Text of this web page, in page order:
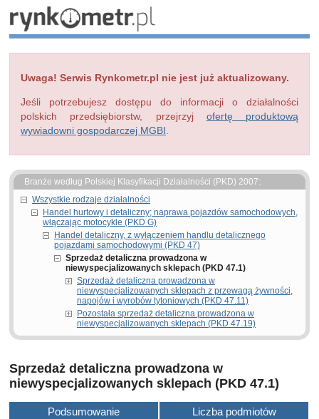
Uwaga! Serwis Rynkometr.pl nie jest już aktualizowany.
Jeśli potrzebujesz dostępu do informacji o działalności
polskich przedsiębiorstw, przejrzyj ofertę produktową
wywiadowni gospodarczej MGBI
Branże według Polskiej Klasyfikacji Działalności (PKD) 2007:
Wszystkie rodzaje działalności
Handel hurtowy i detaliczny; naprawa pojazdów samochodowych,
włączając motocykle (PKD G)
Handel detaliczny, z wyłączeniem handlu detalicznego
pojazdami samochodowymi (PKD 47)
Sprzedaż detaliczna prowadzona w
niewyspecjalizowanych sklepach (PKD 47.1)
Sprzedaż detaliczna prowadzona w
niewyspecjalizowanych sklepach z przewagą żywności,
napojów i wyrobów tytoniowych (PKD 47.11)
Pozostała sprzedaż detaliczna prowadzona w
niewyspecjalizowanych sklepach (PKD 47.19)
Sprzedaż detaliczna prowadzona w
niewyspecjalizowanych sklepach (PKD 47.1)
Podsumowanie
Liczba podmiotów